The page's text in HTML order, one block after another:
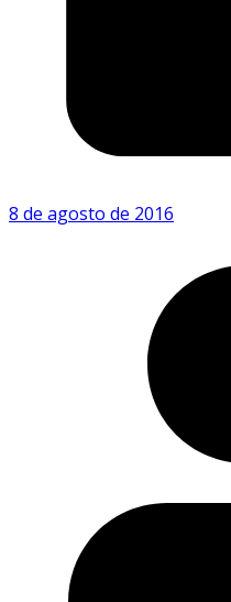
8 de agosto de 2016